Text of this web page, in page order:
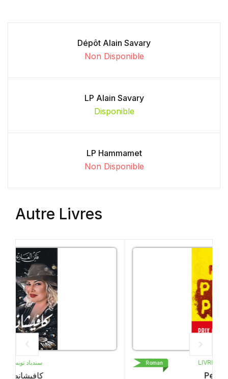
Dépôt Alain Savary
Non Disponible
LP Alain Savary
Disponible
LP Hammamet
Non Disponible
Autre Livres
LIVRE DE POCHE
Roman